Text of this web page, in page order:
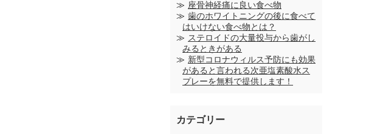
座骨神経痛に良い食べ物
歯のホワイトニングの後に食べて
はいけない食べ物とは？
ステロイドの大量投与から歯がし
みるときがある
新型コロナウィルス予防にも効果
があると言われる次亜塩素酸水ス
プレーを無料で提供します！
カテゴリー